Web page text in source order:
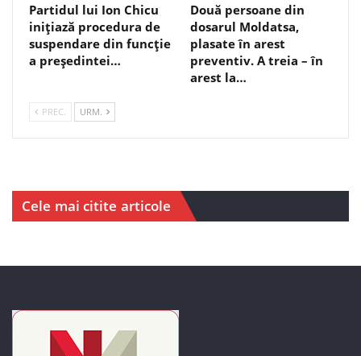
Partidul lui Ion Chicu
inițiază procedura de
suspendare din funcție
a președintei…
Două persoane din
dosarul Moldatsa,
plasate în arest
preventiv. A treia – în
arest la…
PREC. URM.
Cele mai citite articole